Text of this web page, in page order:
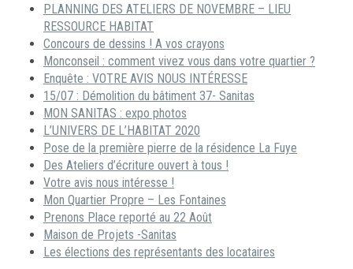
PLANNING DES ATELIERS DE NOVEMBRE – LIEU
RESSOURCE HABITAT
Concours de dessins ! A vos crayons
Monconseil : comment vivez vous dans votre quartier ?
Enquête : VOTRE AVIS NOUS INTÉRESSE
15/07 : Démolition du bâtiment 37- Sanitas
MON SANITAS : expo photos
L’UNIVERS DE L’HABITAT 2020
Pose de la première pierre de la résidence La Fuye
Des Ateliers d’écriture ouvert à tous !
Votre avis nous intéresse !
Mon Quartier Propre – Les Fontaines
Prenons Place reporté au 22 Août
Maison de Projets -Sanitas
Les élections des représentants des locataires